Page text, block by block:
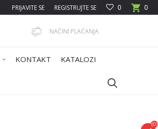
0
0
PRIJAVITE SE REGISTRUJTE SE
NAČINI PLAĆANJA
KONTAKT KATALOZI
(0)